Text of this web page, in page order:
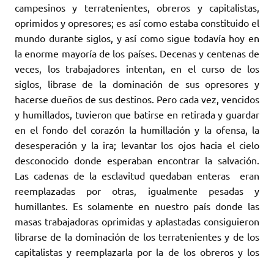
campesinos y terratenientes, obreros y capitalistas,
oprimidos y opresores; es así como estaba constituido el
mundo durante siglos, y así como sigue todavía hoy en
la enorme mayoría de los países. Decenas y centenas de
veces, los trabajadores intentan, en el curso de los
siglos, librase de la dominación de sus opresores y
hacerse dueños de sus destinos. Pero cada vez, vencidos
y humillados, tuvieron que batirse en retirada y guardar
en el fondo del corazón la humillación y la ofensa, la
desesperación y la ira; levantar los ojos hacia el cielo
desconocido donde esperaban encontrar la salvación.
Las cadenas de la esclavitud quedaban enteras eran
reemplazadas por otras, igualmente pesadas y
humillantes. Es solamente en nuestro país donde las
masas trabajadoras oprimidas y aplastadas consiguieron
librarse de la dominación de los terratenientes y de los
capitalistas y reemplazarla por la de los obreros y los